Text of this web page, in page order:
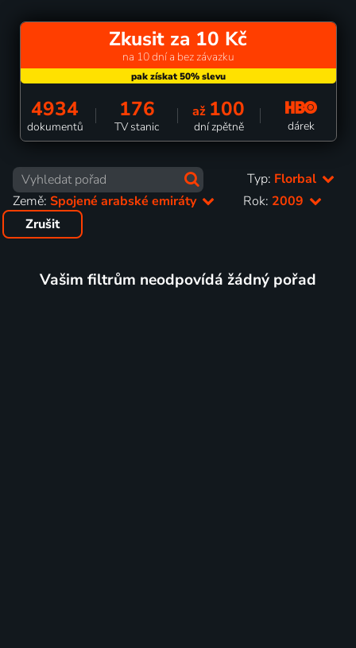
Zkusit za 10 Kč
na 10 dní a bez závazku
4934
dokumentů
176
TV stanic
až 100
dní zpětně dárek
Typ: Florbal
Země: Spojené arabské emiráty Rok: 2009
Zrušit
Vašim filtrům neodpovídá žádný pořad